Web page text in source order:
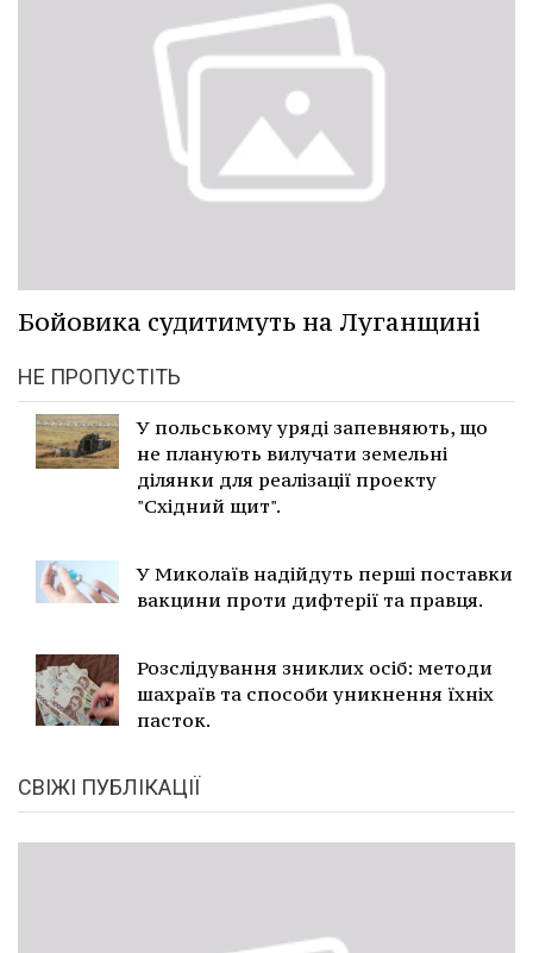
Бойовика судитимуть на Луганщині
НЕ ПРОПУСТІТЬ
У польському уряді запевняють, що
не планують вилучати земельні
ділянки для реалізації проекту
"Східний щит".
У Миколаїв надійдуть перші поставки
вакцини проти дифтерії та правця.
Розслідування зниклих осіб: методи
шахраїв та способи уникнення їхніх
пасток.
СВІЖІ ПУБЛІКАЦІЇ